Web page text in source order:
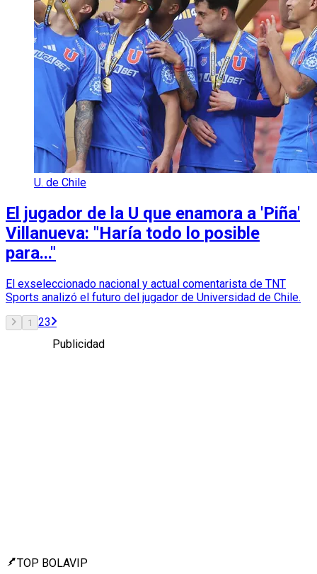
U. de Chile
El jugador de la U que enamora a 'Piña'
Villanueva: "Haría todo lo posible
para..."
El exseleccionado nacional y actual comentarista de TNT
Sports analizó el futuro del jugador de Universidad de Chile.
1 23
Publicidad
TOP BOLAVIP